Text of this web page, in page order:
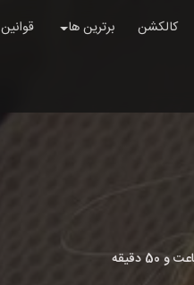
کالکشن برترین ها قوانین